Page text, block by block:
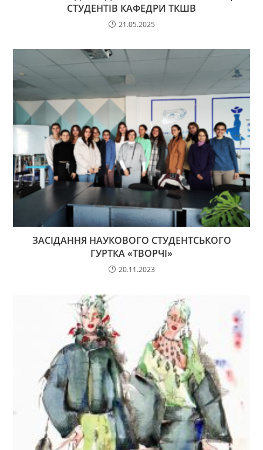
СТУДЕНТІВ КАФЕДРИ ТКШВ
21.05.2025
ЗАСІДАННЯ НАУКОВОГО СТУДЕНТСЬКОГО
ГУРТКА «ТВОРЧІ»
20.11.2023